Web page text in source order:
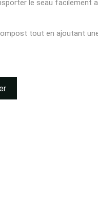
le seau facilement
tout en ajoutant